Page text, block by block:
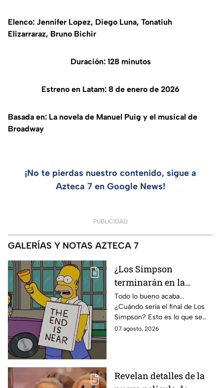
Elenco: Jennifer Lopez, Diego Luna, Tonatiuh
Elizarraraz, Bruno Bichir
Duración: 128 minutos
Estreno en Latam: 8 de enero de 2026
Basada en: La novela de Manuel Puig y el musical de
Broadway
¡No te pierdas nuestro contenido, sigue a
Azteca 7 en Google News!
PUBLICIDAD
GALERÍAS Y NOTAS AZTECA 7
¿Los Simpson
terminarán en la
temporada 40? Actriz
de Bart Simpson da
IMPACTANTE
declaración
Todo lo bueno acaba...
¿Cuándo sería el final de Los
Simpson? Esto es lo que se
sabe:
07 agosto, 2026
Revelan detalles de la